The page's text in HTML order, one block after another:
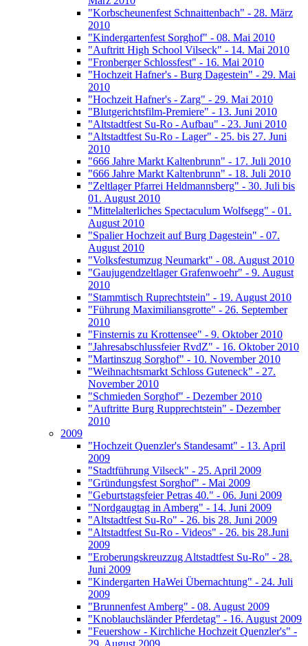
"Korbscheunenfest Schnaittenbach" - 28. März
2010
"Kindergartenfest Sorghof" - 08. Mai 2010
"Auftritt High School Vilseck" - 14. Mai 2010
"Fronberger Schlossfest" - 16. Mai 2010
"Hochzeit Hafner's - Burg Dagestein" - 29. Mai
2010
"Hochzeit Hafner's - Zarg" - 29. Mai 2010
"Blutgerichtsfilm-Premiere" - 13. Juni 2010
"Altstadtfest Su-Ro - Aufbau" - 23. Juni 2010
"Altstadtfest Su-Ro - Lager" - 25. bis 27. Juni
2010
"666 Jahre Markt Kaltenbrunn" - 17. Juli 2010
"666 Jahre Markt Kaltenbrunn" - 18. Juli 2010
"Zeltlager Pfarrei Heldmannsberg" - 30. Juli bis
01. August 2010
"Mittelalterliches Spectaculum Wolfsegg" - 01.
August 2010
"Spalier Hochzeit auf Burg Dagestein" - 07.
August 2010
"Volksfestumzug Neumarkt" - 08. August 2010
"Gaujugendzeltlager Grafenwoehr" - 9. August
2010
"Stammtisch Ruprechtstein" - 19. August 2010
"Führung Maximiliansgrotte" - 26. September
2010
"Finsternis zu Krottensee" - 9. Oktober 2010
"Jahresabschlussfeier RvdZ" - 16. Oktober 2010
"Martinszug Sorghof" - 10. November 2010
"Weihnachtsmarkt Schloss Guteneck" - 27.
November 2010
"Schmieden Sorghof" - Dezember 2010
"Auftritte Burg Rupprechtstein" - Dezember
2010
2009
"Hochzeit Quenzler's Standesamt" - 13. April
2009
"Stadtführung Vilseck" - 25. April 2009
"Gründungsfest Sorghof" - Mai 2009
"Geburtstagsfeier Petras 40." - 06. Juni 2009
"Nordgaugtag in Amberg" - 14. Juni 2009
"Altstadtfest Su-Ro" - 26. bis 28. Juni 2009
"Altstadtfest Su-Ro - Videos" - 26. bis 28.Juni
2009
"Eroberungskreuzzug Altstadtfest Su-Ro" - 28.
Juni 2009
"Kindergarten HaWei Übernachtung" - 24. Juli
2009
"Brunnenfest Amberg" - 08. August 2009
"Knoblauchsländer Pferdetag" - 16. August 2009
"Feuershow - Kirchliche Hochzeit Quenzler's" -
29. August 2009